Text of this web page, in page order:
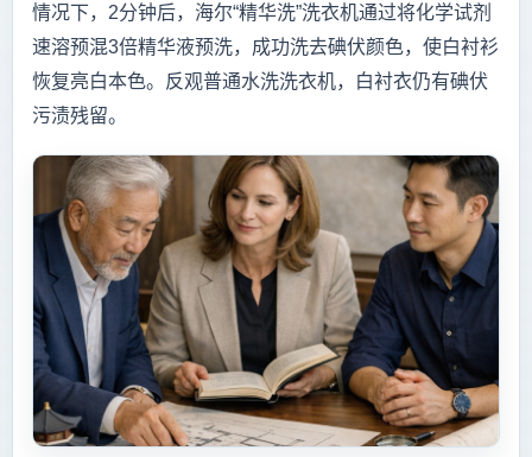
情况下，2分钟后，海尔“精华洗”洗衣机通过将化学试剂
速溶预混3倍精华液预洗，成功洗去碘伏颜色，使白衬衫
恢复亮白本色。反观普通水洗洗衣机，白衬衣仍有碘伏
污渍残留。